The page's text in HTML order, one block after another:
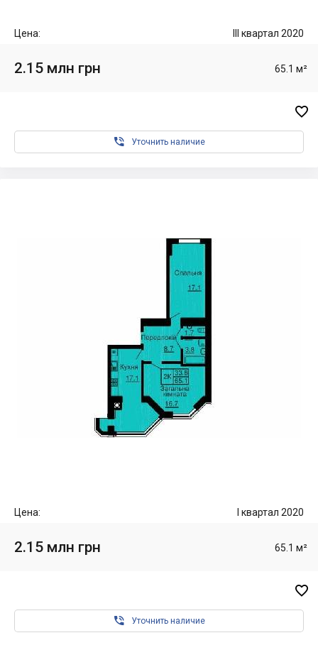
Цена: III квартал 2020
2.15 млн грн 65.1 м²

 Уточнить наличие
Цена: I квартал 2020
2.15 млн грн 65.1 м²

 Уточнить наличие